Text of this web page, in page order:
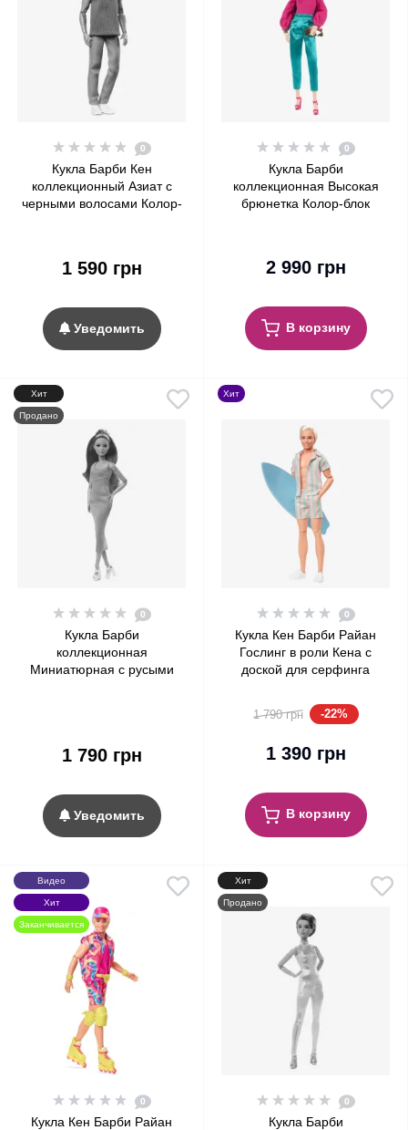
0
Кукла Барби Кен
коллекционный Азиат с
черными волосами Колор-
1 590 грн
Уведомить
0
Кукла Барби
коллекционная Высокая
брюнетка Колор-блок
#19
2 990 грн
В корзину
Хит
Продано
0
Кукла Барби
коллекционная
Миниатюрная c русыми
1 790 грн
Уведомить
Хит
0
Кукла Кен Барби Райан
Гослинг в роли Кена с
доской для серфинга
Doll with Surfboard
1 790 грн -22%
1 390 грн
В корзину
Видео
Хит
Заканчивается
0
Кукла Кен Барби Райан
Хит
Продано
0
Кукла Барби